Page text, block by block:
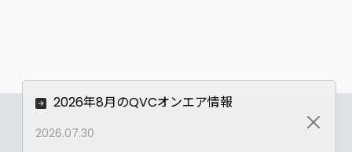
2026年8月のQVCオンエア情報
2026.07.30 Close